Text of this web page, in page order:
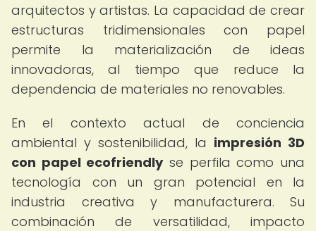
arquitectos y artistas. La capacidad de crear
estructuras tridimensionales con papel
permite la materialización de ideas
innovadoras, al tiempo que reduce la
dependencia de materiales no renovables.
En el contexto actual de conciencia
ambiental y sostenibilidad, la impresión 3D
con papel ecofriendlyse perfila como una
tecnología con un gran potencial en la
industria creativa y manufacturera. Su
combinación de versatilidad, impacto